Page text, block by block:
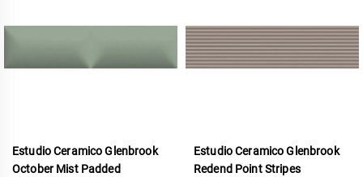
Estudio Ceramico Glenbrook
October Mist Padded
Estudio Ceramico Glenbrook
Redend Point Stripes